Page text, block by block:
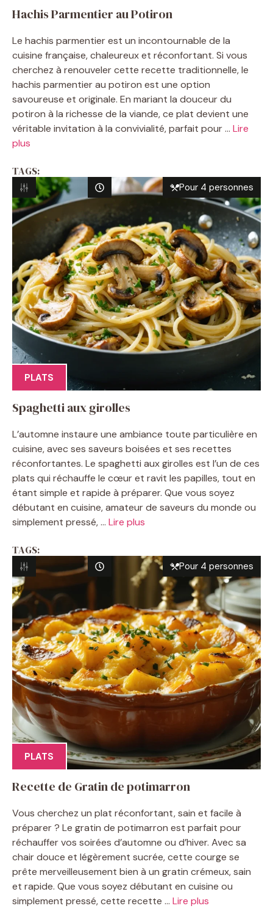
Hachis Parmentier au Potiron
Le hachis parmentier est un incontournable de la
cuisine française, chaleureux et réconfortant. Si vous
cherchez à renouveler cette recette traditionnelle, le
hachis parmentier au potiron est une option
savoureuse et originale. En mariant la douceur du
potiron à la richesse de la viande, ce plat devient une
véritable invitation à la convivialité, parfait pour ... Lire
plus
TAGS:
Pour 4 personnes
PLATS
Spaghetti aux girolles
L’automne instaure une ambiance toute particulière en
cuisine, avec ses saveurs boisées et ses recettes
réconfortantes. Le spaghetti aux girolles est l’un de ces
plats qui réchauffe le cœur et ravit les papilles, tout en
étant simple et rapide à préparer. Que vous soyez
débutant en cuisine, amateur de saveurs du monde ou
simplement pressé, ... Lire plus
TAGS:
Pour 4 personnes
PLATS
Recette de Gratin de potimarron
Vous cherchez un plat réconfortant, sain et facile à
préparer ? Le gratin de potimarron est parfait pour
réchauffer vos soirées d’automne ou d’hiver. Avec sa
chair douce et légèrement sucrée, cette courge se
prête merveilleusement bien à un gratin crémeux, sain
et rapide. Que vous soyez débutant en cuisine ou
simplement pressé, cette recette ... Lire plus